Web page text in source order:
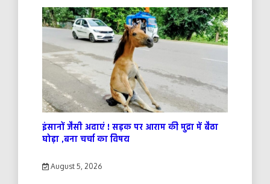
इंसानों जैसी अदाएं ! सड़क पर आराम की मुद्रा में बैठा
घोड़ा ,बना चर्चा का विषय
August 5, 2026